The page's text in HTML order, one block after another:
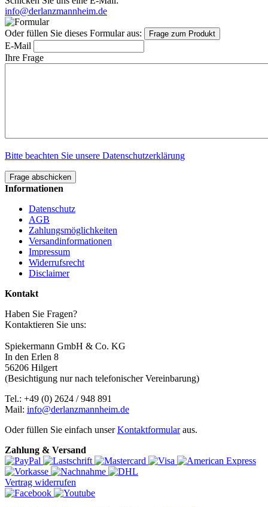
info@derlanzmannheim.de
Oder füllen Sie dieses Formular aus: Frage zum Produkt
E-Mail
Ihre Frage
Bitte beachten Sie unsere Datenschutzerklärung
Frage abschicken
Informationen
Datenschutz
AGB
Zahlungsmöglichkeiten
Versandinformationen
Impressum
Widerrufsrecht
Disclaimer
Kontakt
Haben Sie Fragen?
Kontaktieren Sie uns:
Spiekermann GmbH & Co. KG
In den Erlen 8
56206 Hilgert
(Besichtigung nur nach telefonischer Vereinbarung)
Tel.: +49 (0) 2624 / 948 891
Mail: info@derlanzmannheim.de
Oder füllen Sie einfach unserKontaktformularaus.
Zahlung & Versand
Vertrag widerrufen